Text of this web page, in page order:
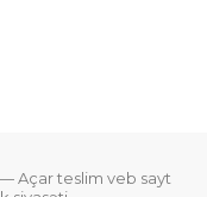
—Açar teslim veb sayt